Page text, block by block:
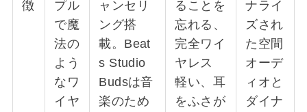
徴
プル
で魔
法の
よう
なワ
イヤ
ャンセリ
ング搭
載。Beat
s Studio
Budsは音
楽のため
ることを
忘れる、
完全ワイ
ヤレス
軽い、耳
をふさが
ナライ
ズされ
た空間
オーデ
ィオと
ダイナ